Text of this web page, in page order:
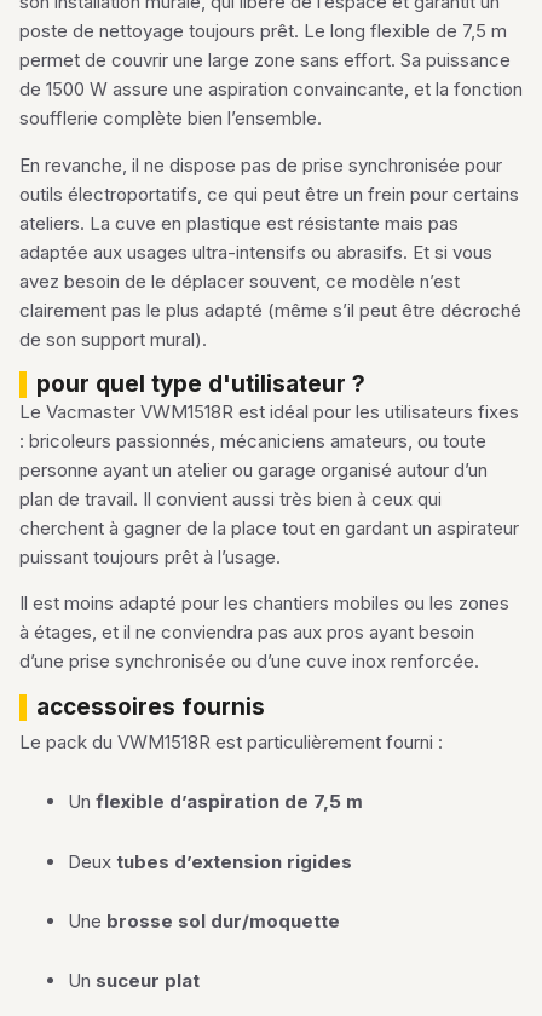
poste de nettoyage toujours prêt. Le long flexible de 7,5 m
permet de couvrir une large zone sans effort. Sa puissance
de 1500 W assure une aspiration convaincante, et la fonction
soufflerie complète bien l’ensemble.
En revanche, il ne dispose pas de prise synchronisée pour
outils électroportatifs, ce qui peut être un frein pour certains
ateliers. La cuve en plastique est résistante mais pas
adaptée aux usages ultra-intensifs ou abrasifs. Et si vous
avez besoin de le déplacer souvent, ce modèle n’est
clairement pas le plus adapté (même s’il peut être décroché
de son support mural).
pour quel type d'utilisateur ?
Le Vacmaster VWM1518R est idéal pour les utilisateurs fixes
: bricoleurs passionnés, mécaniciens amateurs, ou toute
personne ayant un atelier ou garage organisé autour d’un
plan de travail. Il convient aussi très bien à ceux qui
cherchent à gagner de la place tout en gardant un aspirateur
puissant toujours prêt à l’usage.
Il est moins adapté pour les chantiers mobiles ou les zones
à étages, et il ne conviendra pas aux pros ayant besoin
d’une prise synchronisée ou d’une cuve inox renforcée.
accessoires fournis
Le pack du VWM1518R est particulièrement fourni :
Un flexible d’aspiration de 7,5 m
Deux tubes d’extension rigides
Une brosse sol dur/moquette
Un suceur plat